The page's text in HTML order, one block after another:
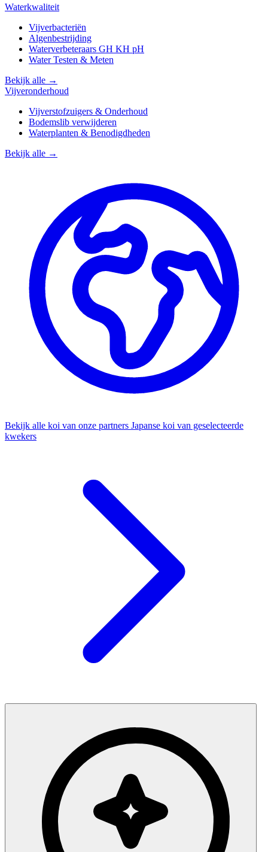
Waterkwaliteit
Vijverbacteriën
Algenbestrijding
Waterverbeteraars GH KH pH
Water Testen & Meten
Bekijk alle →
Vijveronderhoud
Vijverstofzuigers & Onderhoud
Bodemslib verwijderen
Waterplanten & Benodigdheden
Bekijk alle →
Bekijk alle koi van onze partners Japanse koi van geselecteerde
kwekers